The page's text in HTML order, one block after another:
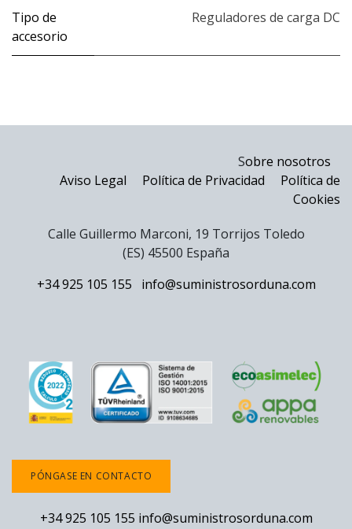
Tipo de
accesorio
Reguladores de carga DC
Sobre nosotros
Aviso Legal
Política de Privacidad
Política de
Cookies
Calle Guillermo Marconi, 19 Torrijos Toledo
(ES) 45500 España
+34 925 105 155
info@suministrosorduna.com
PÓNGASE EN CONTACTO
+34 925 105 155 info@suministrosorduna.com